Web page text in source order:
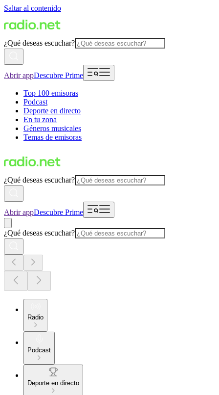
Saltar al contenido
¿Qué deseas escuchar?
Abrir appDescubre Prime
Top 100 emisoras
Podcast
Deporte en directo
En tu zona
Géneros musicales
Temas de emisoras
¿Qué deseas escuchar?
Abrir appDescubre Prime
¿Qué deseas escuchar?
Radio
Podcast
Deporte en directo